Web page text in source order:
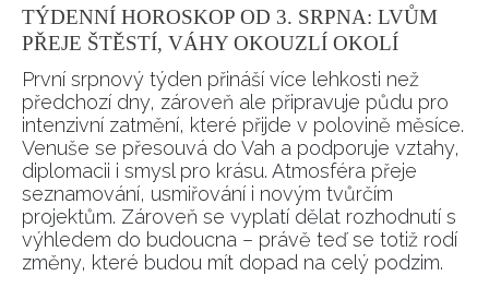
TÝDENNÍ HOROSKOP OD 3. SRPNA: LVŮM
PŘEJE ŠTĚSTÍ, VÁHY OKOUZLÍ OKOLÍ
První srpnový týden přináší více lehkosti než
předchozí dny, zároveň ale připravuje půdu pro
intenzivní zatmění, které přijde v polovině měsíce.
Venuše se přesouvá do Vah a podporuje vztahy,
diplomacii i smysl pro krásu. Atmosféra přeje
seznamování, usmiřování i novým tvůrčím
projektům. Zároveň se vyplatí dělat rozhodnutí s
výhledem do budoucna – právě teď se totiž rodí
změny, které budou mít dopad na celý podzim.